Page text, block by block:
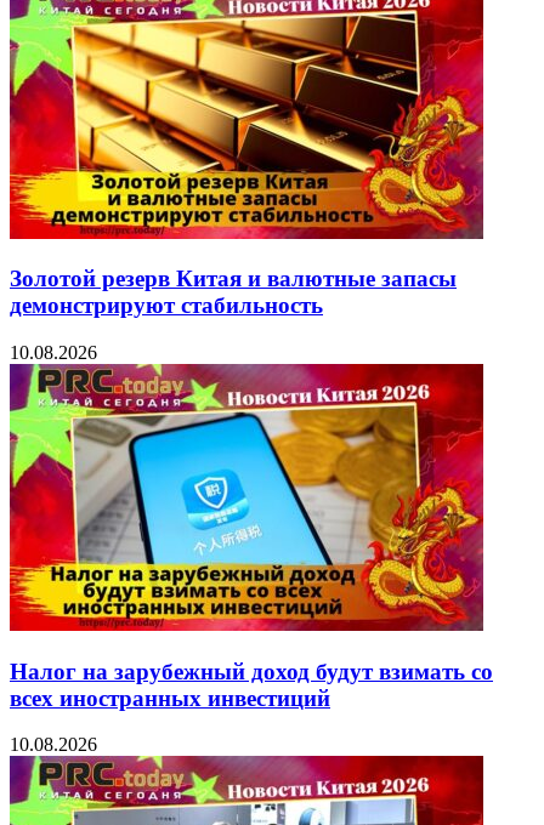
Золотой резерв Китая и валютные запасы
демонстрируют стабильность
10.08.2026
Налог на зарубежный доход будут взимать со
всех иностранных инвестиций
10.08.2026